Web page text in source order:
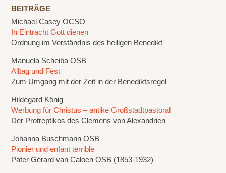
BEITRÄGE
Michael Casey OCSO
In Eintracht Gott dienen
Ordnung im Verständnis des heiligen Benedikt
Manuela Scheiba OSB
Alltag und Fest
Zum Umgang mit der Zeit in der Benediktsregel
Hildegard König
Werbung für Christus – antike Großstadtpastoral
Der Protreptikos des Clemens von Alexandrien
Johanna Buschmann OSB
Pionier und enfant terrible
Pater Gérard van Caloen OSB (1853-1932)